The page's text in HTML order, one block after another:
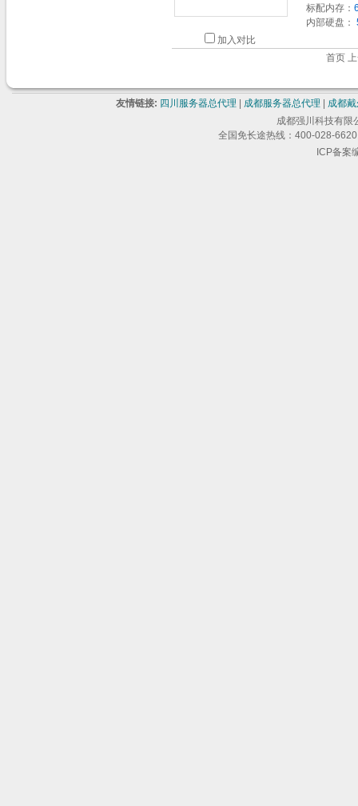
加入对比
标配内存：
内部硬盘：
首页
友情链接: 四川服务器总代理 成都服务器总代理
成都
成都强川科技有限
全国免长途热线：400-028-
ICP备案